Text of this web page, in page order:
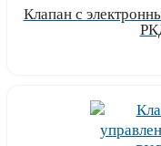
Клапан с